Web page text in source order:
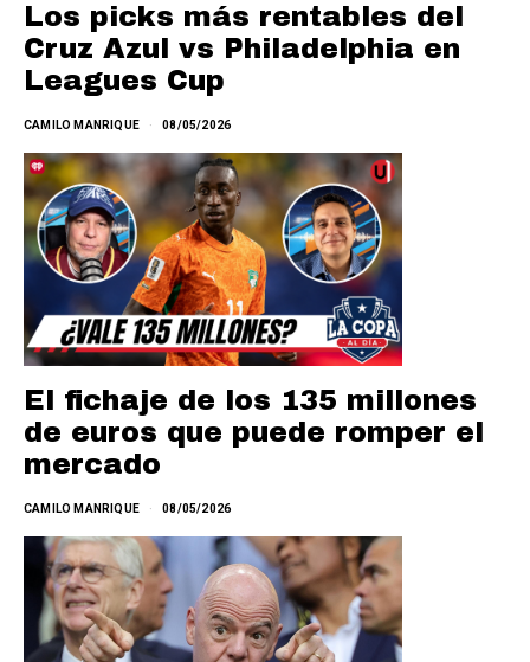
Los picks más rentables del
Cruz Azul vs Philadelphia en
Leagues Cup
CAMILO MANRIQUE 08/05/2026
El fichaje de los 135 millones
de euros que puede romper el
mercado
CAMILO MANRIQUE 08/05/2026